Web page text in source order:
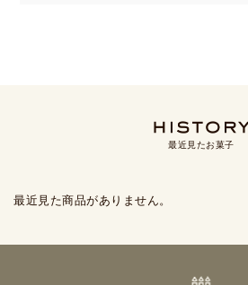
最近見たお菓子
最近見た商品がありません。